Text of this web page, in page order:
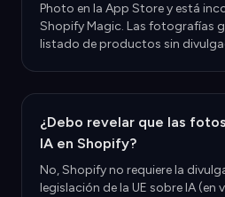
Photo en la App Store y está
Shopify Magic. Las fotografías
listado de productos sin
¿Debo revelar que las
IA en Shopify?
No, Shopify no requiere la
legislación de la UE sobre IA